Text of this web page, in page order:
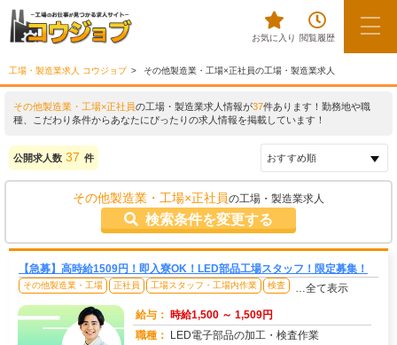
お気に入り 閲覧履歴
工場・製造業求人 コウジョブ その他製造業・工場×正社員の工場・製造業求人
その他製造業・工場×正社員の工場・製造業求人情報が37件あります！勤務地や職
種、こだわり条件からあなたにぴったりの求人情報を掲載しています！
公開求人数 37 件
その他製造業・工場×正社員の工場・製造業求人
検索条件を変更する
【急募】高時給1509円！即入寮OK！LED部品工場スタッフ！限定募集！
その他製造業・工場 正社員 工場スタッフ・工場内作業 検査 …全て表示
給与： 時給1,500 ～ 1,509円
職種：
LED電子部品の加工・検査作業